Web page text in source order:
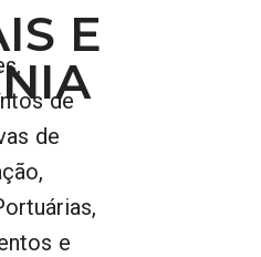
E
de
de
e